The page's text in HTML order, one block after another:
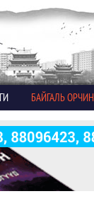
БАЙГАЛЬ ОРЧИН